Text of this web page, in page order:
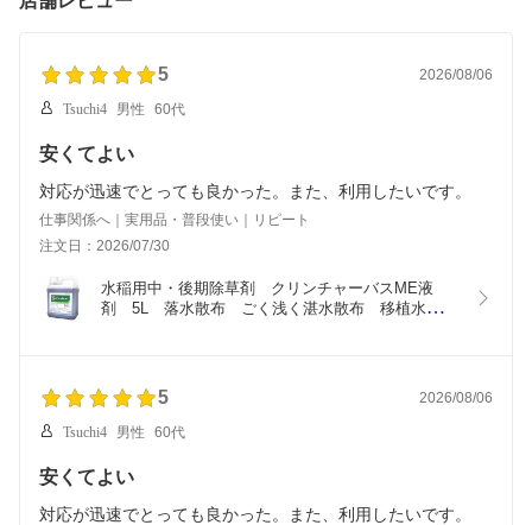
5 2026/08/06
Tsuchi4 男性 60代
安くてよい
対応が迅速でとっても良かった。また、利用したいです。
仕事関係へ｜実用品・普段使い｜リピート
注文日：2026/07/30
水稲用中・後期除草剤　クリンチャーバスME液
剤　5L　落水散布　ごく浅く湛水散布　移植水稲
5 2026/08/06
Tsuchi4 男性 60代
安くてよい
対応が迅速でとっても良かった。また、利用したいです。